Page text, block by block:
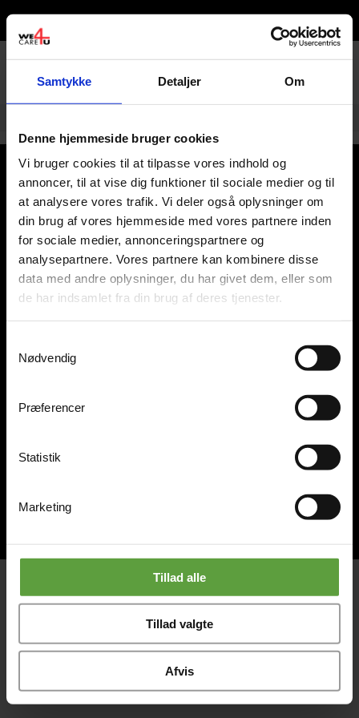
Samtykke Detaljer Om
Denne hjemmeside bruger cookies
Vi bruger cookies til at tilpasse vores indhold og
annoncer, til at vise dig funktioner til sociale medier og til
at analysere vores trafik. Vi deler også oplysninger om
din brug af vores hjemmeside med vores partnere inden
for sociale medier, annonceringspartnere og
analysepartnere. Vores partnere kan kombinere disse
data med andre oplysninger, du har givet dem, eller som
de har indsamlet fra din brug af deres tjenester.
Nødvendig
Præferencer
Statistik
Marketing
Tillad alle
Tillad valgte
Afvis
0
Kategorier
Kundeservice
Om os
Kontor & Butik